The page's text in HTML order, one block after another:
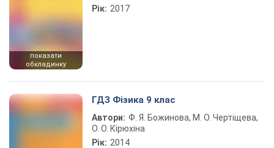
показати
обкладинку
Рік: 2017
ГДЗ Фізика 9 клас
Автори: Ф. Я. Божинова, М. О. Чертіщева,
О. О. Кірюхіна
Рік: 2014